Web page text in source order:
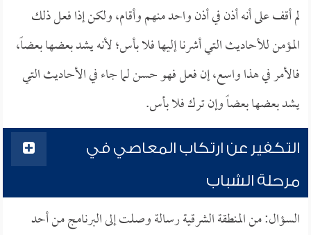
لم أقف على أنه أذن في أذن واحد منهم وأقام، ولكن إذا فعل ذلك
المؤمن للأحاديث التي أشرنا إليها فلا بأس؛ لأنه يشد بعضها بعضاً،
فالأمر في هذا واسع، إن فعل فهو حسن لما جاء في الأحاديث التي
يشد بعضها بعضاً وإن ترك فلا بأس.
التكفير عن ارتكاب المعاصي في
مرحلة الشباب
السؤال: من المنطقة الشرقية رسالة وصلت إلى البرنامج من أحد